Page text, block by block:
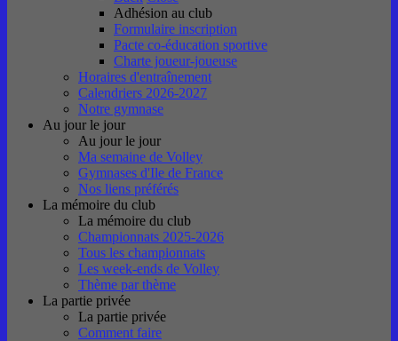
Adhésion au club
Formulaire inscription
Pacte co-éducation sportive
Charte joueur-joueuse
Horaires d'entraînement
Calendriers 2026-2027
Notre gymnase
Au jour le jour
Au jour le jour
Ma semaine de Volley
Gymnases d'Ile de France
Nos liens préférés
La mémoire du club
La mémoire du club
Championnats 2025-2026
Tous les championnats
Les week-ends de Volley
Thème par thème
La partie privée
La partie privée
Comment faire